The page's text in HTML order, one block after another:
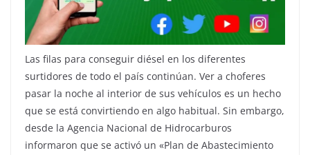
Las filas para conseguir diésel en los diferentes
surtidores de todo el país continúan. Ver a choferes
pasar la noche al interior de sus vehículos es un hecho
que se está convirtiendo en algo habitual. Sin embargo,
desde la Agencia Nacional de Hidrocarburos
informaron que se activó un «Plan de Abastecimiento